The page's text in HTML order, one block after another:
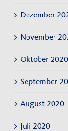
Dezember
November
Oktober 2020
September
August 2020
Juli 2020